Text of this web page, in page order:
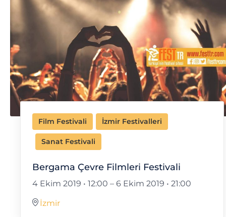
Film Festivali İzmir Festivalleri
Sanat Festivali
Bergama Çevre Filmleri Festivali
4 Ekim 2019 • 12:00 – 6 Ekim 2019 • 21:00
İzmir